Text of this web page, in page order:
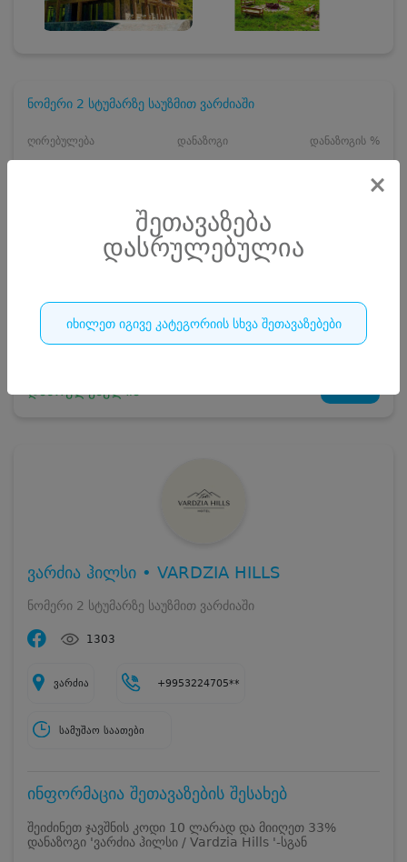
×
შეთავაზება
დასრულებულია
იხილეთ იგივე კატეგორიის სხვა შეთავაზებები
ნომერი 2 სტუმარზე საუზმით ვარძიაში
ღირებულება დანაზოგი დანაზოგის %
დასრულებულია
დასრულებულია
ვარძია ჰილსი • VARDZIA HILLS
ნომერი 2 სტუმარზე საუზმით ვარძიაში
1303
ვარძია +9953224705**
სამუშაო საათები
ინფორმაცია შეთავაზების შესახებ
შეიძინეთ ჯავშნის კოდი 10 ლარად და მიიღეთ 33%
დანაზოგი 'ვარძია ჰილსი / Vardzia Hills '-სგან